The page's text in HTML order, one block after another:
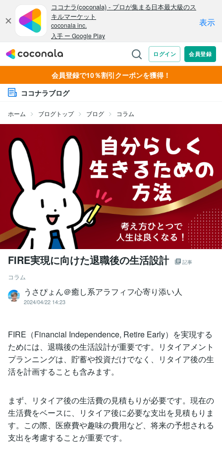
会員登録で10％割引クーポンを獲得！
ココナラブログ
ホーム ブログトップ ブログ コラム
FIRE実現に向けた退職後の生活設計 記事
コラム
うさぴょん＠癒し系アラフィフ心寄り添い人
2024/04/22 14:23
FIRE（Financial Independence, Retire Early）を実現する
ためには、退職後の生活設計が重要です。リタイアメント
プランニングは、貯蓄や投資だけでなく、リタイア後の生
活を計画することも含みます。
まず、リタイア後の生活費の見積もりが必要です。現在の
生活費をベースに、リタイア後に必要な支出を見積もりま
す。この際、医療費や趣味の費用など、将来の予想される
支出を考慮することが重要です。